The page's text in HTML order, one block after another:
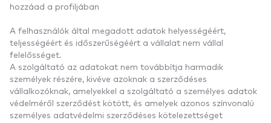
hozzáad a profiljában
A felhasználók által megadott adatok helyességéért,
teljességéért és időszerűségéért a vállalat nem vállal
felelősséget.
A szolgáltató az adatokat nem továbbítja harmadik
személyek részére, kivéve azoknak a szerződéses
vállalkozóknak, amelyekkel a szolgáltató a személyes adatok
védelméről szerződést kötött, és amelyek azonos színvonalú
személyes adatvédelmi szerződéses kötelezettséget